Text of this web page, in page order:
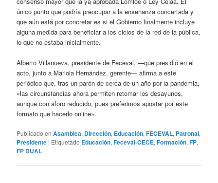
único punto que podría preocupar a la enseñanza concertada y
que aún está por concretar es si el Gobierno finalmente incluye
alguna medida para beneficiar a los ciclos de la red de la pública,
lo que no estaba inicialmente.
Alberto Villanueva, presidente de Feceval, —que presidió en el
acto, junto a Mariola Hernández, gerente— afirma a este
periódico que, tras un parón de cerca de un año por la pandemia,
«las circunstancias ahora permiten retomar los desayunos,
aunque con aforo reducido, pues preferimos apostar por este
formato que hacerlo online».
Publicado en Asamblea, Dirección, Educación,FECEVAL, Patronal,
Presidente | Etiquetado Educación,Feceval-CECE,Formación,FP,
FP DUAL